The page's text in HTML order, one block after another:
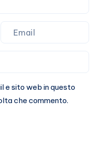
e sito web in questo
che commento.